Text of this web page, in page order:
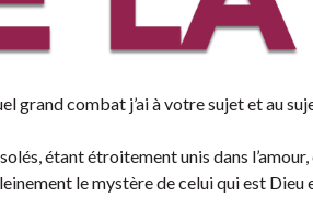
grand combat j’ai à votre sujet et au
étant étroitement unis dans
le mystère de celui qui est Dieu